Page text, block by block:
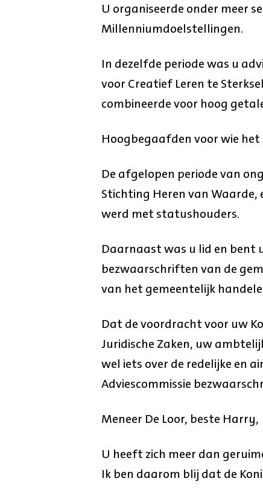
U organiseerde onder meer
Millenniumdoelstellingen.
In dezelfde periode was u
voor Creatief Leren te
combineerde voor hoog
Hoogbegaafden voor wie
De afgelopen periode van
Stichting Heren van
werd met statushouders.
Daarnaast was u lid en bent
bezwaarschriften van de
van het gemeentelijk
Dat de voordracht voor uw
Juridische Zaken, uw
wel iets over de redelijke en
Adviescommissie
Meneer De Loor, beste Harry,
U heeft zich meer dan
Ik ben daarom blij dat de